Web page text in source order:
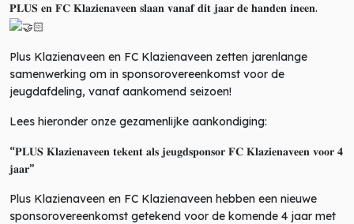
𝐏𝐋𝐔𝐒 𝐞𝐧 𝐅𝐂 𝐊𝐥𝐚𝐳𝐢𝐞𝐧𝐚𝐯𝐞𝐞𝐧 𝐬𝐥𝐚𝐚𝐧 𝐯𝐚𝐧𝐚𝐟 𝐝𝐢𝐭 𝐣𝐚𝐚𝐫 𝐝𝐞 𝐡𝐚𝐧𝐝𝐞𝐧 𝐢𝐧𝐞𝐞𝐧.
Plus Klazienaveen en FC Klazienaveen zetten jarenlange
samenwerking om in sponsorovereenkomst voor de
jeugdafdeling, vanaf aankomend seizoen!
Lees hieronder onze gezamenlijke aankondiging:
“𝐏𝐋𝐔𝐒 𝐊𝐥𝐚𝐳𝐢𝐞𝐧𝐚𝐯𝐞𝐞𝐧 𝐭𝐞𝐤𝐞𝐧𝐭 𝐚𝐥𝐬 𝐣𝐞𝐮𝐠𝐝𝐬𝐩𝐨𝐧𝐬𝐨𝐫 𝐅𝐂 𝐊𝐥𝐚𝐳𝐢𝐞𝐧𝐚𝐯𝐞𝐞𝐧 𝐯𝐨𝐨𝐫 𝟒
𝐣𝐚𝐚𝐫”
Plus Klazienaveen en FC Klazienaveen hebben een nieuwe
sponsorovereenkomst getekend voor de komende 4 jaar met